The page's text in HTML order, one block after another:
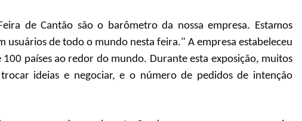
de Cantão são o barômetro da nossa empresa. Estamos
usuários de todo o mundo nesta feira." A empresa estabeleceu
países ao redor do mundo. Durante esta exposição, muitos
ideias e negociar, e o número de pedidos de intenção